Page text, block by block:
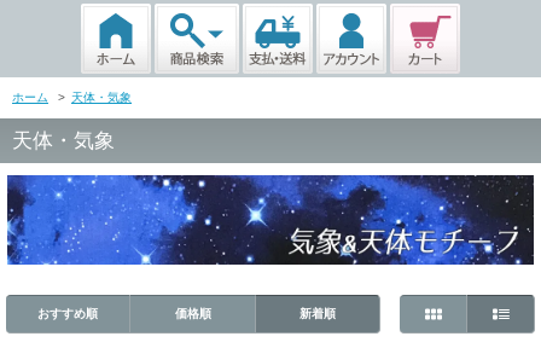
ホーム > 天体・気象
天体・気象
おすすめ順 価格順 新着順